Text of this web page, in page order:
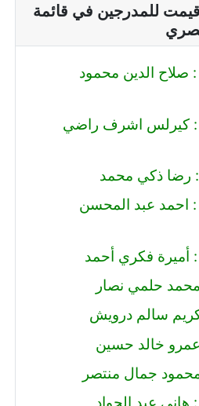
للمدرجين في قائمة
رقم (233) : صلاح الدين محمود
رقم (232) : كيرلس اشرف راضي
رقم (230) : احمد عبد المحسن